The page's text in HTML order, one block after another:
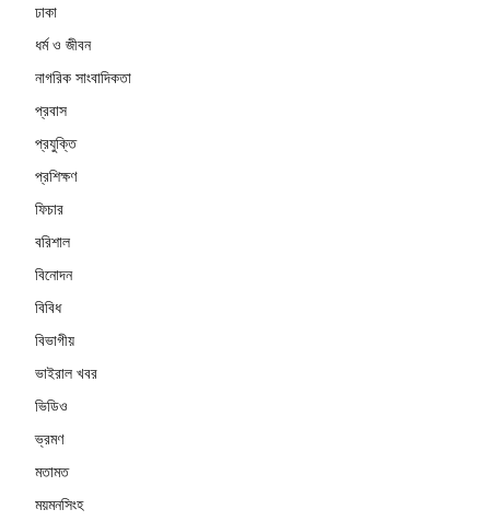
ঢাকা
ধর্ম ও জীবন
নাগরিক সাংবাদিকতা
প্রবাস
প্রযুক্তি
প্রশিক্ষণ
ফিচার
বরিশাল
বিনোদন
বিবিধ
বিভাগীয়
ভাইরাল খবর
ভিডিও
ভ্রমণ
মতামত
ময়মনসিংহ